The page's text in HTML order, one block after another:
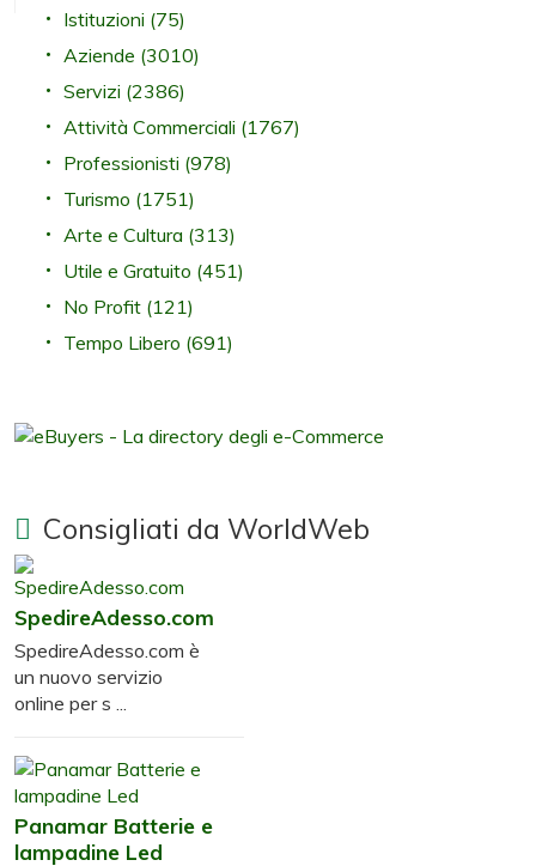
Istituzioni (75)
Aziende (3010)
Servizi (2386)
Attività Commerciali (1767)
Professionisti (978)
Turismo (1751)
Arte e Cultura (313)
Utile e Gratuito (451)
No Profit (121)
Tempo Libero (691)
Consigliati da WorldWeb
SpedireAdesso.com
SpedireAdesso.com è
un nuovo servizio
online per s ...
Panamar Batterie e
lampadine Led